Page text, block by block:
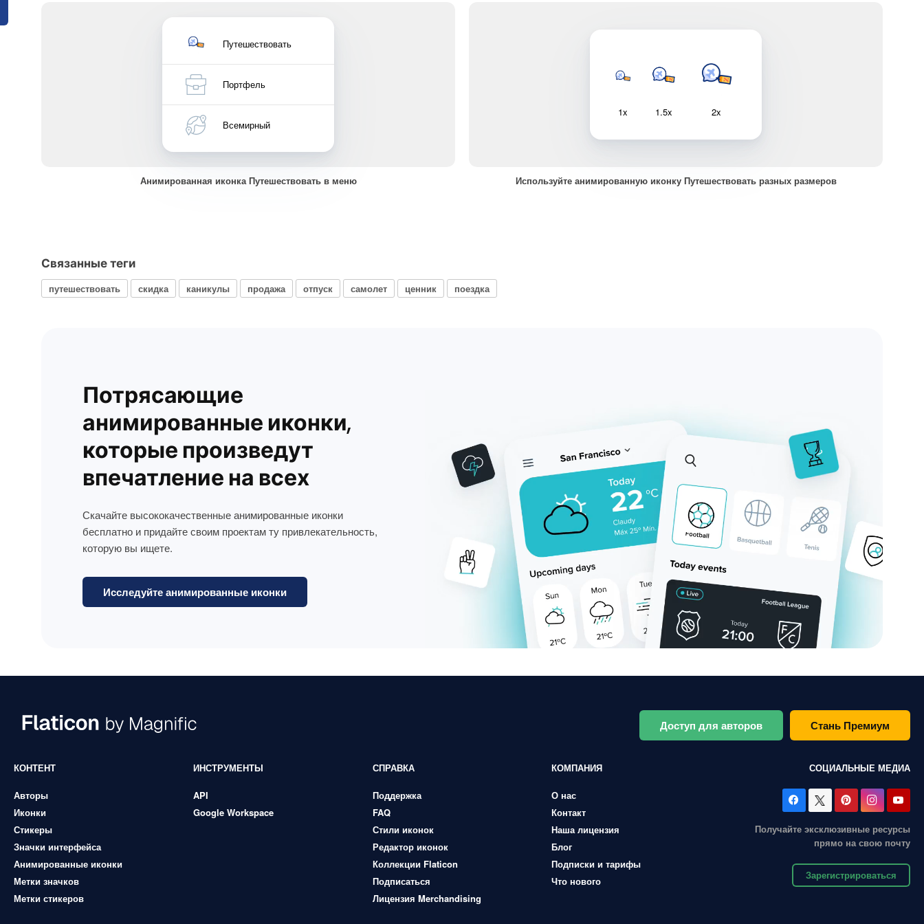
Путешествовать
Портфель
Всемирный
Анимированная иконка Путешествовать в меню
1x 1.5x 2x
Используйте анимированную иконку Путешествовать разных размеров
Связанные теги
путешествовать скидка каникулы продажа отпуск самолет ценник поездка
Потрясающие
анимированные иконки,
которые произведут
впечатление на всех
Скачайте высококачественные анимированные иконки
бесплатно и придайте своим проектам ту привлекательность,
которую вы ищете.
Исследуйте анимированные иконки
Доступ для авторов Стань Премиум
КОНТЕНТ
Авторы
Иконки
Стикеры
Значки интерфейса
Анимированные иконки
Метки значков
Метки стикеров
ИНСТРУМЕНТЫ
API
Google Workspace
СПРАВКА
Поддержка
FAQ
Стили иконок
Редактор иконок
Коллекции Flaticon
Подписаться
Лицензия Merchandising
КОМПАНИЯ
О нас
Контакт
Наша лицензия
Блог
Подписки и тарифы
Что нового
СОЦИАЛЬНЫЕ МЕДИА
Получайте эксклюзивные ресурсы
прямо на свою почту
Зарегистрироваться